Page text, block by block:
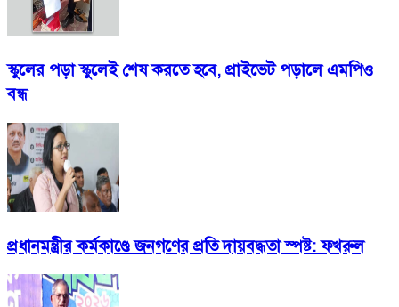
স্কুলের পড়া স্কুলেই শেষ করতে হবে, প্রাইভেট পড়ালে এমপিও
বন্ধ
প্রধানমন্ত্রীর কর্মকাণ্ডে জনগণের প্রতি দায়বদ্ধতা স্পষ্ট: ফখরুল